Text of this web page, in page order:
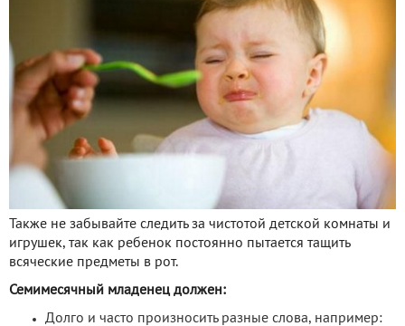
Также не забывайте следить за чистотой детской комнаты и
игрушек, так как ребенок постоянно пытается тащить
всяческие предметы в рот.
Семимесячный младенец должен:
Долго и часто произносить разные слова, например: